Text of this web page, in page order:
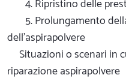
4. Ripristino delle
5. Prolungamento
dell'aspirapolvere
Situazioni o scenari in
riparazione aspirapolvere